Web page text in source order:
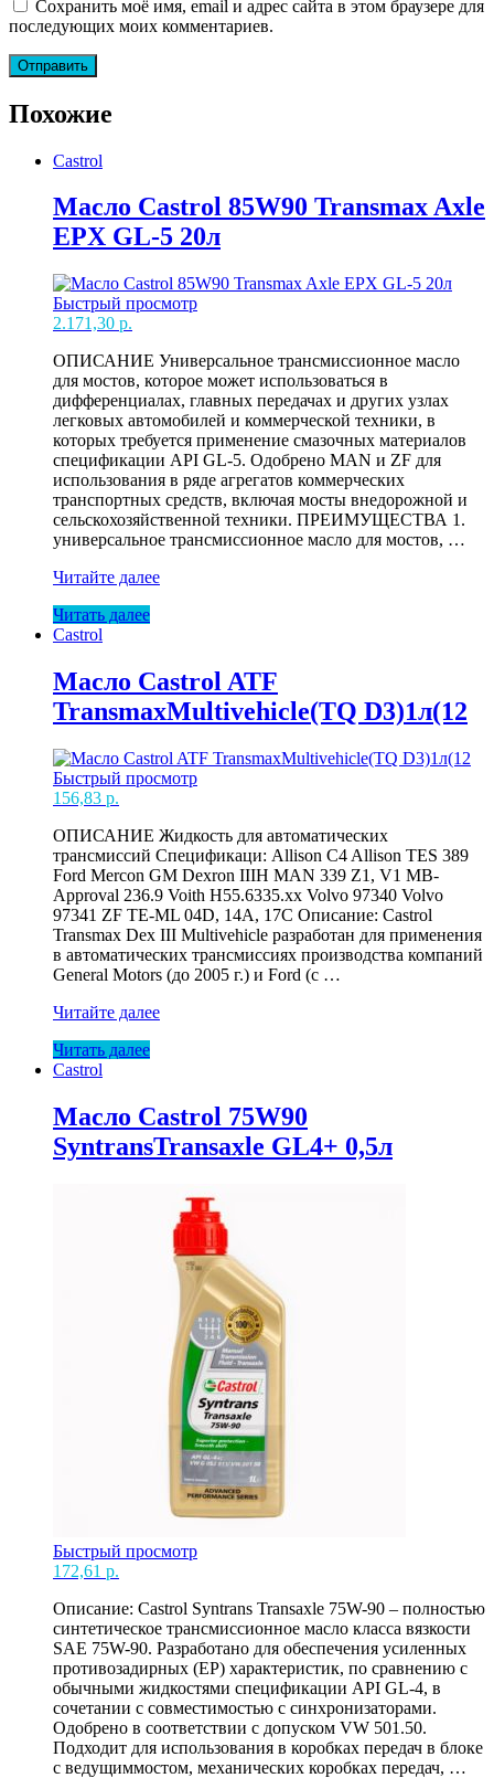
Сохранить моё имя, email и адрес сайта в этом браузере для
последующих моих комментариев.
Похожие
Castrol
Масло Castrol 85W90 Transmax Axle
EPX GL-5 20л
Быстрый просмотр
2.171,30 р.
ОПИСАНИЕ Универсальное трансмиссионное масло
для мостов, которое может использоваться в
дифференциалах, главных передачах и других узлах
легковых автомобилей и коммерческой техники, в
которых требуется применение смазочных материалов
спецификации API GL-5. Одобрено MAN и ZF для
использования в ряде агрегатов коммерческих
транспортных средств, включая мосты внедорожной и
сельскохозяйственной техники. ПРЕИМУЩЕСТВА 1.
универсальное трансмиссионное масло для мостов, …
Масло
85W90
Transmax
EPX
GL-
5
Читайте далее
Читать далее
Castrol
Масло Castrol ATF
TransmaxMultivehicle(TQ D3)1л(12
Быстрый просмотр
156,83 р.
ОПИСАНИЕ Жидкость для автоматических
трансмиссий Спецификаци: Allison C4 Allison TES 389
Ford Mercon GM Dexron IIIH MAN 339 Z1, V1 MB-
Approval 236.9 Voith H55.6335.xx Volvo 97340 Volvo
97341 ZF TE-ML 04D, 14A, 17C Описание: Castrol
Transmax Dex III Multivehicle разработан для применения
в автоматических трансмиссиях производства компаний
General Motors (до 2005 г.) и Ford (c …
Масло
ATF
TransmaxMultivehicle(TQ
Читайте далее
Читать далее
Castrol
Масло Castrol 75W90
SyntransTransaxle GL4+ 0,5л
Быстрый просмотр
172,61 р.
Описание: Castrol Syntrans Transaxle 75W-90 – полностью
синтетическое трансмиссионное масло класса вязкости
SAE 75W-90. Разработано для обеспечения усиленных
противозадирных (EP) характеристик, по сравнению с
обычными жидкостями спецификации API GL-4, в
сочетании с совместимостью с синхронизаторами.
Одобрено в соответствии с допуском VW 501.50.
Подходит для использования в коробках передач в блоке
с ведущиммостом, механических коробках передач, …